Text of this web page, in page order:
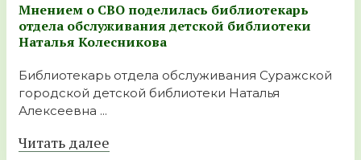
Мнением о СВО поделилась библиотекарь
отдела обслуживания детской библиотеки
Наталья Колесникова
Библиотекарь отдела обслуживания Суражской
городской детской библиотеки Наталья
Алексеевна ...
Читать далее